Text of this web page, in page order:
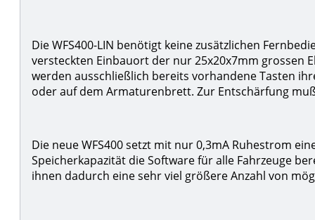
Die WFS400-LIN benötigt keine zusätzlichen
versteckten Einbauort der nur 25x20x7mm grossen
werden ausschließlich bereits vorhandene Tasten
oder auf dem Armaturenbrett. Zur Entschärfung
Die neue WFS400 setzt mit nur 0,3mA Ruhestrom
Speicherkapazität die Software für alle Fahrzeuge
ihnen dadurch eine sehr viel größere Anzahl von